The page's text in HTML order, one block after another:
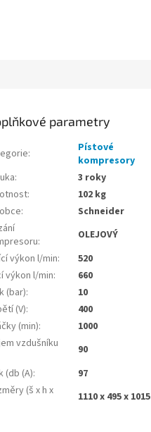
parametry
:
Pístové
kompresory
:
3 roky
:
102 kg
:
Schneider
:
OLEJOVÝ
výkon l/min:
520
výkon l/min:
660
(bar):
10
(V):
400
(min):
1000
vzdušníku
90
(db (A):
97
(š x h x
1110 x 495 x 1015